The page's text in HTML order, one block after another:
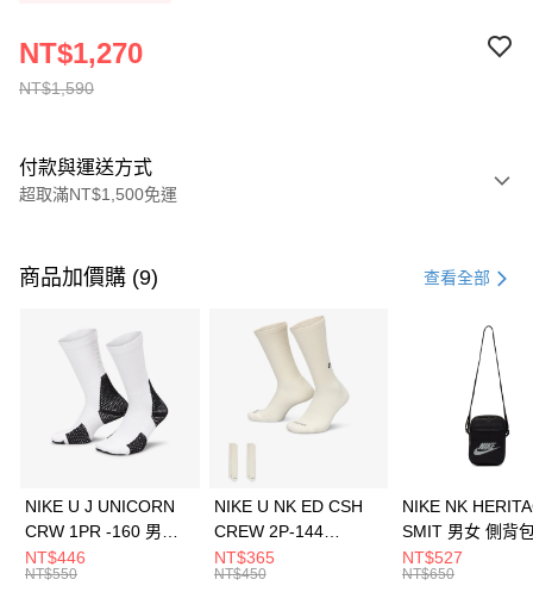
NT$1,590
NT$1,270
付款與運送方式
超取滿NT$1,500免運
信用卡一次付款
3 期 0 利率 每期 21家銀行
合作金庫商業銀行
第一商業銀行
華南商業銀行
彰化商業銀行
上海商業儲蓄銀行
元大商業銀行
Apple Pay
全盈+PAY
AFTEE先享後付
商品加價購 (9) 查看全部
NIKE U J UNICORN
CRW 1PR -160 男女
中統襪 FZ3393100
NT$446
NT$550
NIKE U NK ED CSH
CREW 2P-144
EMBRDY 男女 短統襪
FZ3073133
NT$365
NT$450
NIKE NK
SMIT 男女 側背
BA5871010
NT$527
NT$650